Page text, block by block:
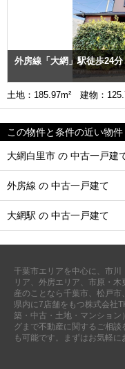
外房線「大網」駅徒歩24分
土地：185.97m² 建物：
この物件と条件の近い物件
大網白里市 の 中古一戸建
外房線 の 中古一戸建て
大網駅 の 中古一戸建て
千葉市エリアを中心に、市
リア、外房エリア、市原・
産のことなら千葉市、松戸
県内に7店舗をもつ株式会社
築・中古・土地・マンショ
グまで不動産に関するご相
も可能です。まずはお気軽に